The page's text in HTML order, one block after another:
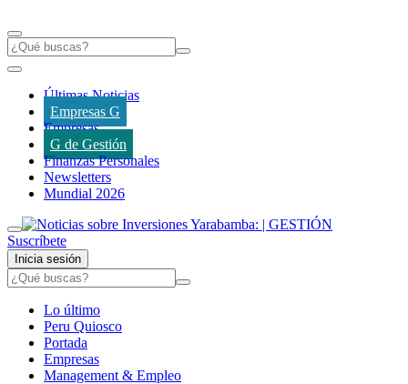
Últimas Noticias
Empresas G
Empresas
G de Gestión
Finanzas Personales
Newsletters
Mundial 2026
Suscríbete
Inicia sesión
Lo último
Peru Quiosco
Portada
Empresas
Management & Empleo